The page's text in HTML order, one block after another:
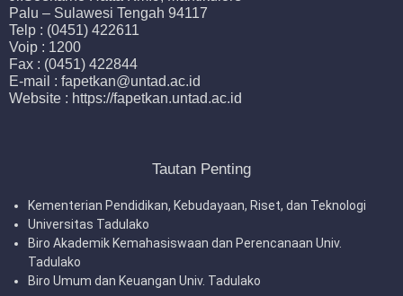
Palu – Sulawesi Tengah 94117
Telp : (0451) 422611
Voip : 1200
Fax : (0451) 422844
E-mail : fapetkan@untad.ac.id
Website : https://fapetkan.untad.ac.id
Tautan Penting
Kementerian Pendidikan, Kebudayaan, Riset, dan Teknologi
Universitas Tadulako
Biro Akademik Kemahasiswaan dan Perencanaan Univ.
Tadulako
Biro Umum dan Keuangan Univ. Tadulako